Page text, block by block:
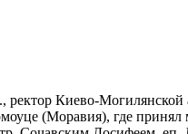
Киево-
(Моравия), где принял